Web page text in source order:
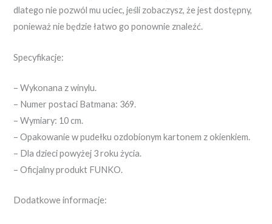
dlatego nie pozwól mu uciec, jeśli zobaczysz, że jest dostępny,
ponieważ nie będzie łatwo go ponownie znaleźć.
Specyfikacje:
– Wykonana z winylu.
– Numer postaci Batmana: 369.
– Wymiary: 10 cm.
– Opakowanie w pudełku ozdobionym kartonem z okienkiem.
– Dla dzieci powyżej 3 roku życia.
– Oficjalny produkt FUNKO.
Dodatkowe informacje: